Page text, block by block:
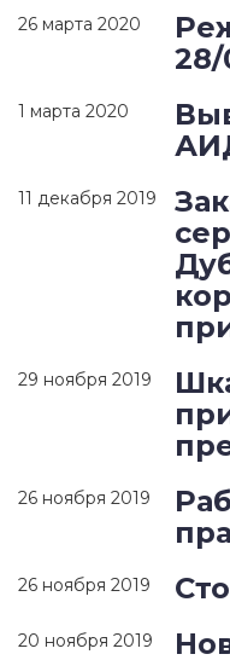
26 марта 2020
28/
1 марта 2020
11 декабря 2019
29 ноября 2019
26 ноября 2019
26 ноября 2019
20 ноября 2019